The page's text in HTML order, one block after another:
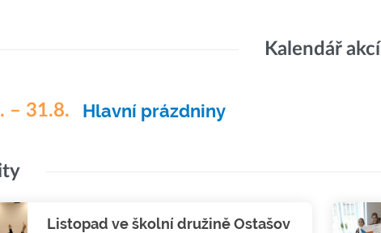
Kalendář akcí
– 31.8. Hlavní prázdniny
Listopad ve školní družině Ostašov